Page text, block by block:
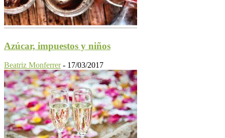
Azúcar, impuestos y niños
Beatriz Monferrer - 17/03/2017